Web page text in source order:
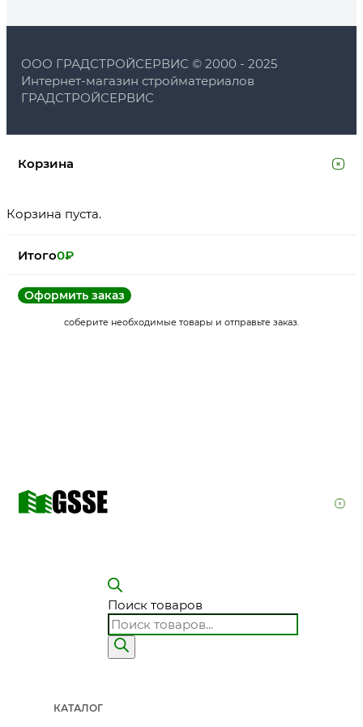
ООО ГРАДСТРОЙСЕРВИС © 2000 - 2025
Интернет-магазин стройматериалов
ГРАДСТРОЙСЕРВИС
Корзина
Корзина пуста.
Итого0₽
Оформить заказ
соберите необходимые товары и отправьте заказ.
Поиск товаров
КАТАЛОГ